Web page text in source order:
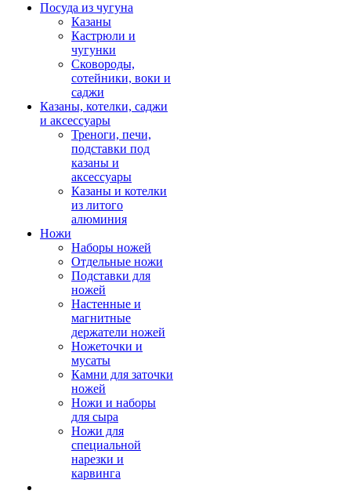
Посуда из чугуна
Казаны
Кастрюли и
чугунки
Сковороды,
сотейники, воки и
саджи
Казаны, котелки, саджи
и аксессуары
Треноги, печи,
подставки под
казаны и
аксессуары
Казаны и котелки
из литого
алюминия
Ножи
Наборы ножей
Отдельные ножи
Подставки для
ножей
Настенные и
магнитные
держатели ножей
Ножеточки и
мусаты
Камни для заточки
ножей
Ножи и наборы
для сыра
Ножи для
специальной
нарезки и
карвинга